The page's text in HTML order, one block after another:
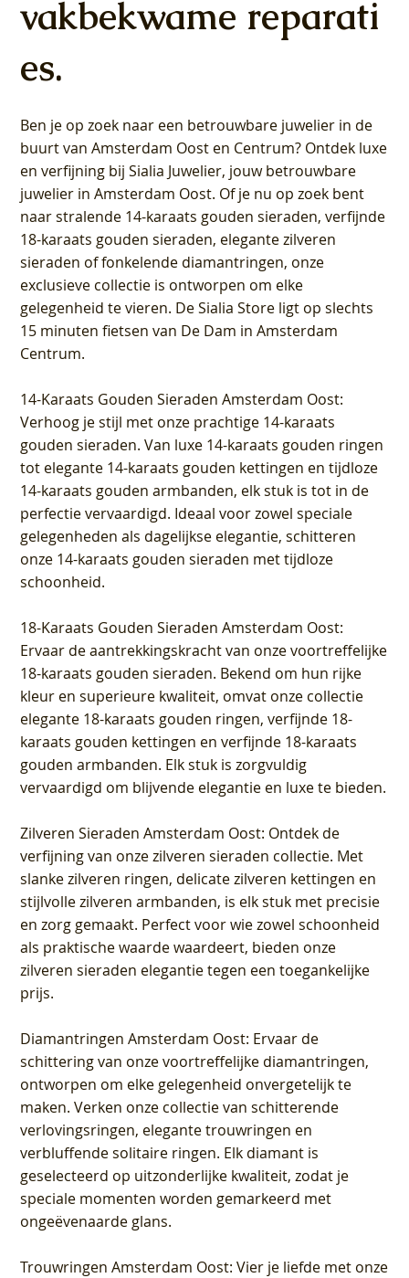
vakbekwame reparati
es.
Ben je op zoek naar een betrouwbare juwelier in de
buurt van Amsterdam Oost en Centrum? Ontdek luxe
en verfijning bij Sialia Juwelier, jouw betrouwbare
juwelier in Amsterdam Oost. Of je nu op zoek bent
naar stralende 14-karaats gouden sieraden, verfijnde
18-karaats gouden sieraden, elegante zilveren
sieraden of fonkelende diamantringen, onze
exclusieve collectie is ontworpen om elke
gelegenheid te vieren. De Sialia Store ligt op slechts
15 minuten fietsen van De Dam in Amsterdam
Centrum.
14-Karaats Gouden Sieraden Amsterdam Oost:
Verhoog je stijl met onze prachtige 14-karaats
gouden sieraden. Van luxe 14-karaats gouden ringen
tot elegante 14-karaats gouden kettingen en tijdloze
14-karaats gouden armbanden, elk stuk is tot in de
perfectie vervaardigd. Ideaal voor zowel speciale
gelegenheden als dagelijkse elegantie, schitteren
onze 14-karaats gouden sieraden met tijdloze
schoonheid.
18-Karaats Gouden Sieraden Amsterdam Oost:
Ervaar de aantrekkingskracht van onze voortreffelijke
18-karaats gouden sieraden. Bekend om hun rijke
kleur en superieure kwaliteit, omvat onze collectie
elegante 18-karaats gouden ringen, verfijnde 18-
karaats gouden kettingen en verfijnde 18-karaats
gouden armbanden. Elk stuk is zorgvuldig
vervaardigd om blijvende elegantie en luxe te bieden.
Zilveren Sieraden Amsterdam Oost: Ontdek de
verfijning van onze zilveren sieraden collectie. Met
slanke zilveren ringen, delicate zilveren kettingen en
stijlvolle zilveren armbanden, is elk stuk met precisie
en zorg gemaakt. Perfect voor wie zowel schoonheid
als praktische waarde waardeert, bieden onze
zilveren sieraden elegantie tegen een toegankelijke
prijs.
Diamantringen Amsterdam Oost: Ervaar de
schittering van onze voortreffelijke diamantringen,
ontworpen om elke gelegenheid onvergetelijk te
maken. Verken onze collectie van schitterende
verlovingsringen, elegante trouwringen en
verbluffende solitaire ringen. Elk diamant is
geselecteerd op uitzonderlijke kwaliteit, zodat je
speciale momenten worden gemarkeerd met
ongeëvenaarde glans.
Trouwringen Amsterdam Oost: Vier je liefde met onze